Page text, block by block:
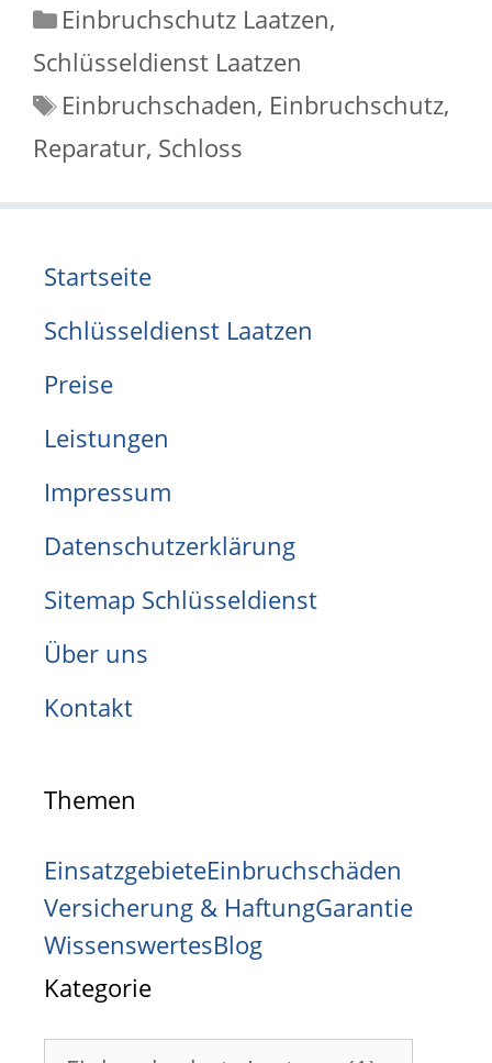
Kategorien
Einbruchschutz Laatzen,
Schlüsseldienst Laatzen
Schlagwörter
Einbruchschaden, Einbruchschutz,
Reparatur, Schloss
Startseite
Schlüsseldienst Laatzen
Preise
Leistungen
Impressum
Datenschutzerklärung
Sitemap Schlüsseldienst
Über uns
Kontakt
Themen
EinsatzgebieteEinbruchschäden
Versicherung & HaftungGarantie
WissenswertesBlog
Kategorie
Kategorie